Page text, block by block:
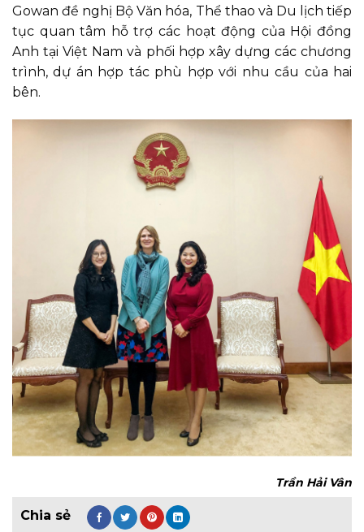
Gowan đề nghị Bộ Văn hóa, Thể thao và Du lịch tiếp
tục quan tâm hỗ trợ các hoạt động của Hội đồng
Anh tại Việt Nam và phối hợp xây dựng các chương
trình, dự án hợp tác phù hợp với nhu cầu của hai
bên.
Trần Hải Vân